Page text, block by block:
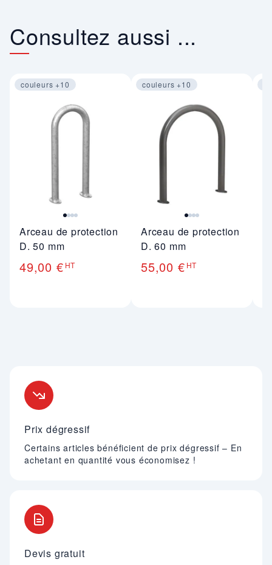
Consultez aussi ...
couleurs +10
Image 1 sur 4
Arceau de protection
D. 50 mm
49,00 € HT
couleurs +10
Image 1 sur 4
Arceau de protection
D. 60 mm
55,00 € HT
Prix dégressif
Certains articles bénéficient de prix dégressif – En
achetant en quantité vous économisez !
Devis gratuit